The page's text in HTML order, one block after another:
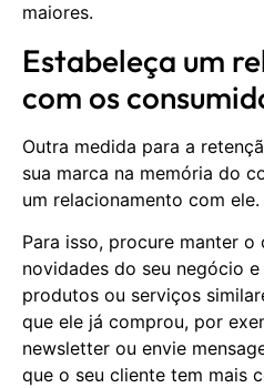
maiores.
Estabeleça um
com os
Outra medida para a
sua marca na memória do
um relacionamento com ele.
Para isso, procure manter
novidades do seu negócio
produtos ou serviços
que ele já comprou, por
newsletter ou envie
que o seu cliente tem mais